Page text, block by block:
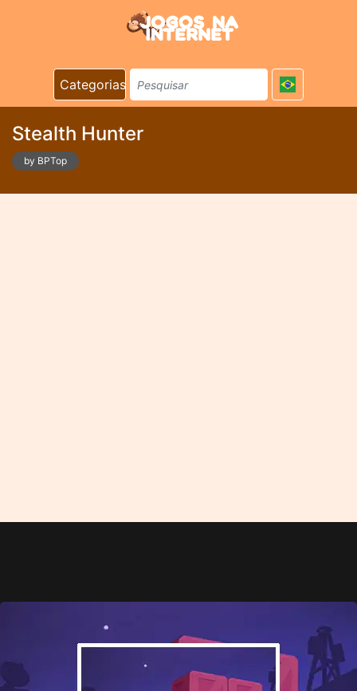
Categorias
Stealth Hunter
by BPTop